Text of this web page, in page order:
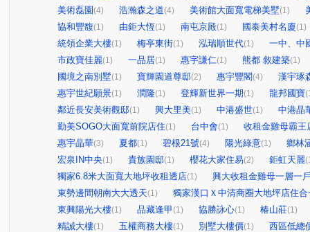
美術磊園 (4) 浩瀚森之道(4) 美術館大面寬電梯美墅(1)
協和豐馥(1) 由鉅大恆(1) 南屯京殿(1) 國泰美村名廈(1)
統領企業大樓(1) 梅亭東街(1) 泓瑞順世代(1)
一中、中
市政寶佳麗(1) 一品居(1) 惠宇謙仁(1) 熊都 敘建築(1)
國境之南別墅(1) 寶輝園道尊邸(2) 惠宇豐閣(4)
漢宇琢
惠宇世紀願景(1) 潤隆(1) 登輝新世界一期(1) 龍邦國寶
鄰近長安美術觀邸(1) 興大里美(1) 中港盛世(1)
中港晶
勤美SOGO大面寬前院店住(1) 台中會(1)
收租金雞母霸王
惠宇晶華(3) 夏都(1) 碧根21號(4) 陽光綠意(1)
鄉林
宏泉IN中央(1) 貴族園邸(1) 櫻花大家住易(2) 鉅虹天麗
獨家6.8米大面寬大地坪收租透店(1)
興大收租金雞母一層一
東勢邊間朝南大大透天(1)
獨家漢口Ｘ中清商圈大地坪店住合
東興陽光大樓(1) 品藏逢甲 (1) 協勝詠心(1) 椿山莊(1)
精誠大樓(1) 五權商務大樓(1) 別墅大樓價(1)
西區低總